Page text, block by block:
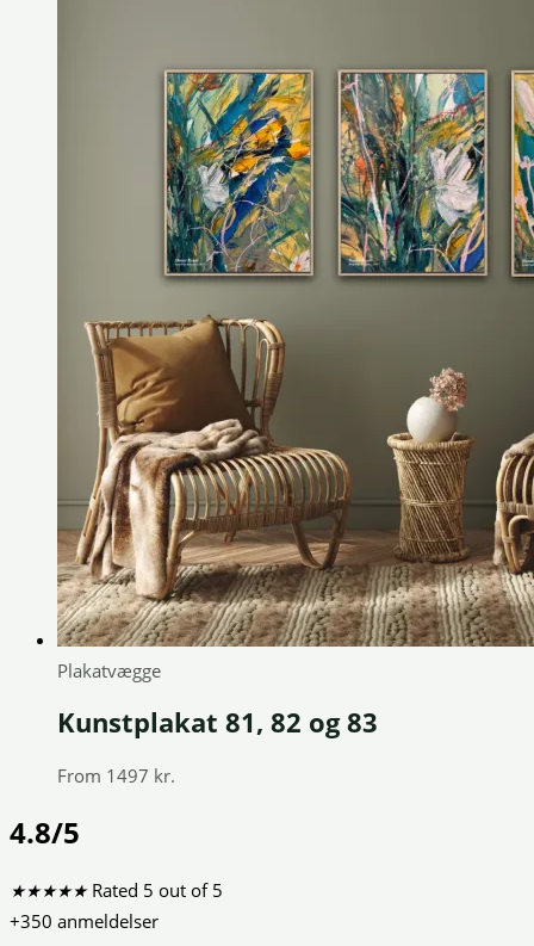
Plakatvægge
Kunstplakat 81, 82 og 83
From 1497 kr.
4.8/5
★★★★★ Rated 5 out of 5
+350 anmeldelser